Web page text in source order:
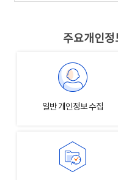
주요개인
일반 개인정보 수집